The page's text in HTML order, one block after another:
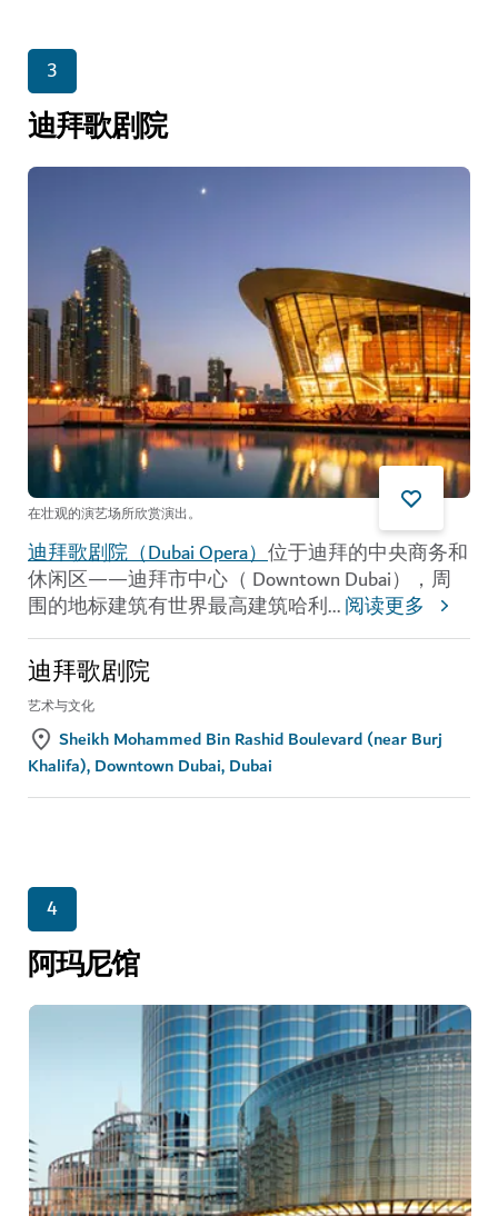
3
迪拜歌剧院
在壮观的演艺场所欣赏演出。
迪拜歌剧院（Dubai Opera）位于迪拜的中央商务和
休闲区——迪拜市中心（ Downtown Dubai），周
围的地标建筑有世界最高建筑哈利...阅读更多
迪拜歌剧院
艺术与文化
Sheikh Mohammed Bin Rashid Boulevard (near Burj
Khalifa), Downtown Dubai, Dubai
4
阿玛尼馆